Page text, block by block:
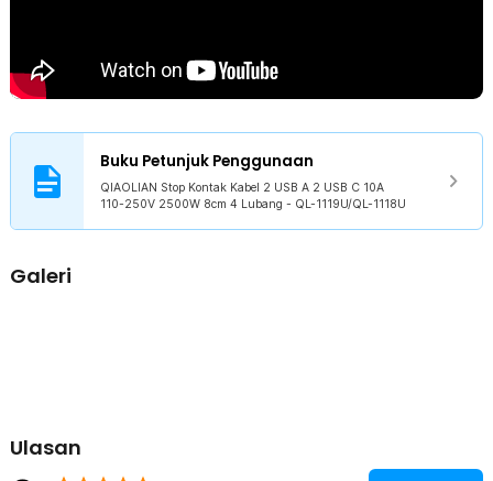
Kelengkapan Produk
1 x QIAOLIAN Stop Kontak Kabel 2 USB A 2 USB C 10A 110-250V
2500W 8cm - QL-1119U/QL-1118U
Buku Petunjuk Penggunaan
QIAOLIAN Stop Kontak Kabel 2 USB A 2 USB C 10A
110-250V 2500W 8cm 4 Lubang - QL-1119U/QL-1118U
Galeri
Ulasan